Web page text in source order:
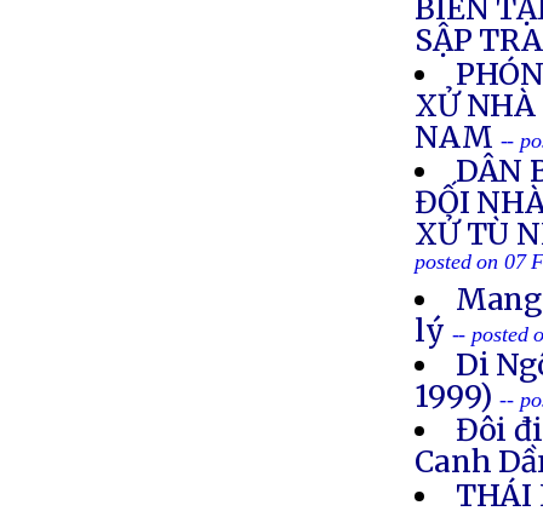
BIÊN
SẬP
XỬ
NAM --
DÂN
ĐỐI
XỬ TÙ
posted on 07
lý -- posted
Di
1999)--
Đôi
Canh
THÁI